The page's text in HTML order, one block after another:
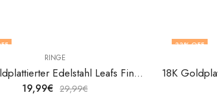
RINGE
18K Goldplattierter Edelstahl Leafs Fingerring von V&F Jewelers
19,99€ 29,99€
33% OFF